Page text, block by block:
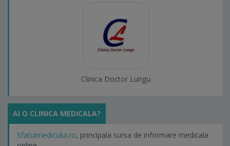
Clinica Doctor Lungu
AI O CLINICA MEDICALA?
Sfatulmedicului.ro, principala sursa de informare medicala